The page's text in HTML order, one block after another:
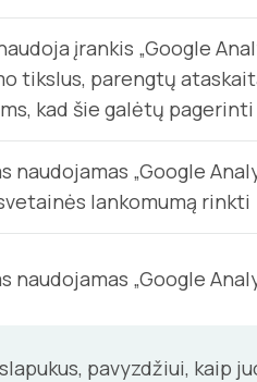
įrankis „Google
tikslus, parengtų
kad šie galėtų
naudojamas „Google
lankomumą rinkti
naudojamas „Google
pavyzdžiui,